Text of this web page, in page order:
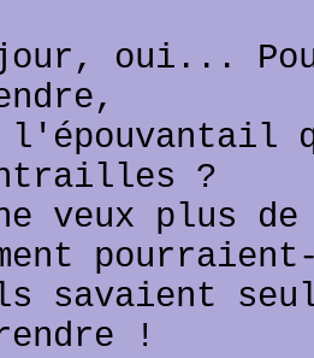
jour, oui...
l'épouvantail
?
veux plus de
savaient
!